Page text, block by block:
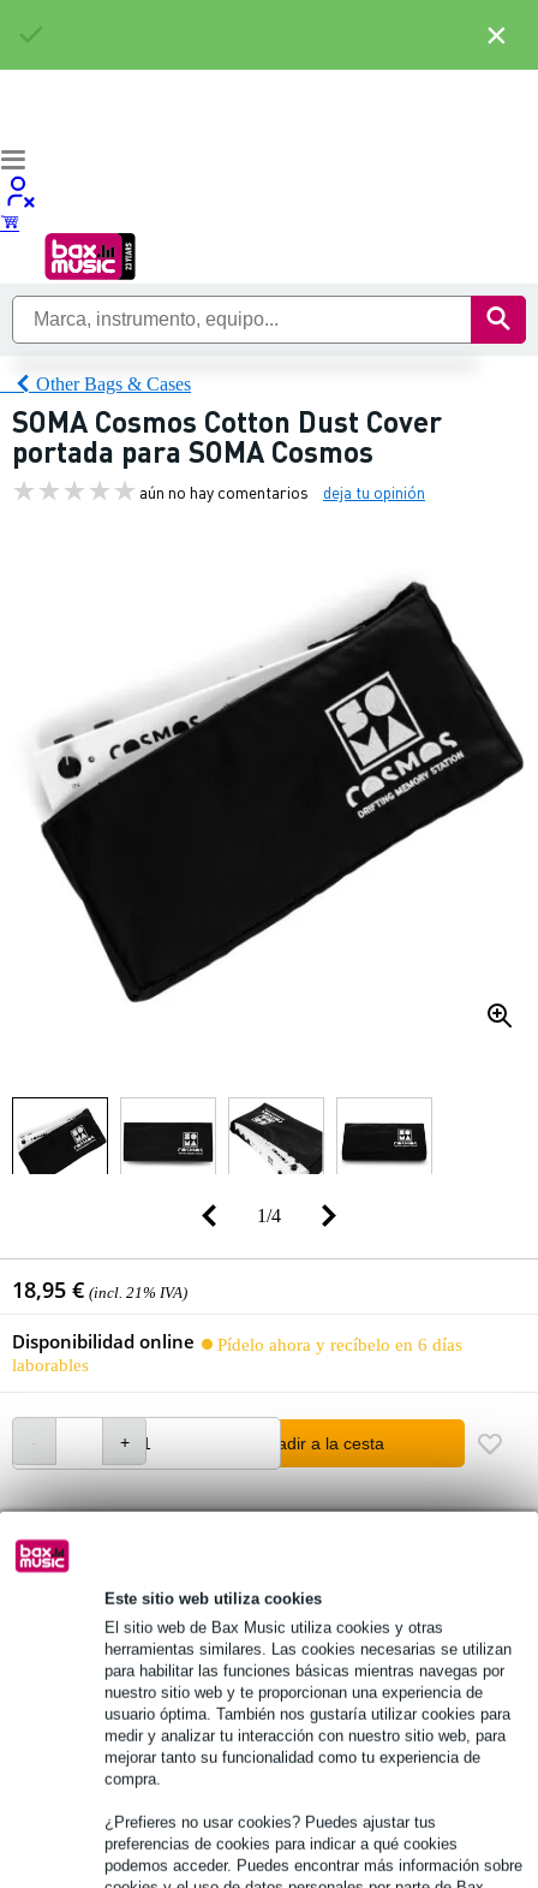
Este sitio web utiliza cookies
El sitio web de Bax Music utiliza cookies y otras
herramientas similares. Las cookies necesarias se utilizan
para habilitar las funciones básicas mientras navegas por
nuestro sitio web y te proporcionan una experiencia de
usuario óptima. También nos gustaría utilizar cookies para
medir y analizar tu interacción con nuestro sitio web, para
mejorar tanto su funcionalidad como tu experiencia de
compra.
¿Prefieres no usar cookies? Puedes ajustar tus
preferencias de cookies para indicar a qué cookies
podemos acceder. Puedes encontrar más información sobre
Other Bags & Cases
SOMA Cosmos Cotton Dust Cover
portada para SOMA Cosmos
aún no hay comentarios deja tu opinión
1/4
18,95 € (incl. 21% IVA)
Disponibilidad online
Pídelo ahora y recíbelo en 6 días
laborables
añadir a la cesta
1.250 marcas líderes
Información del producto
guardapolvo
adecuado para: SOMA Cosmos
material: algodón
Accesorios (87)
×